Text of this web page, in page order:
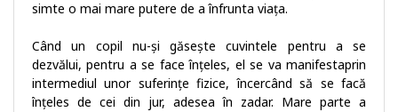
simte o mai mare putere de a înfrunta viața.
Când un copil nu-și găsește cuvintele pentru a se
dezvălui, pentru a se face înțeles, el se va manifestaprin
intermediul unor suferințe fizice, încercând să se facă
înțeles de cei din jur, adesea în zadar. Mare parte a